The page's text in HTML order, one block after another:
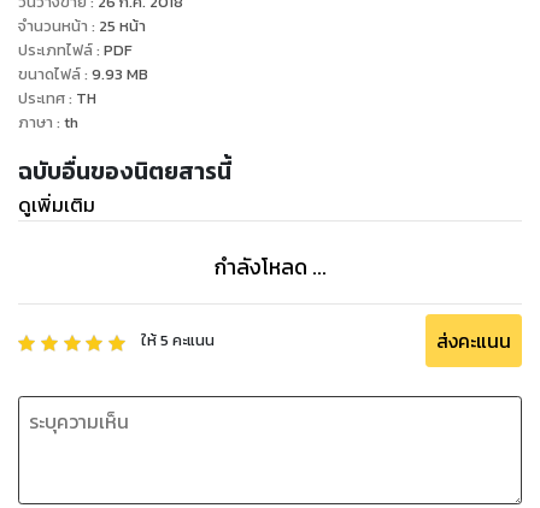
GM BIZ พร้อมเดินไปกับคุณ เพื่อสร้างองค์ความรู้ด้าน Business
ที่ทันสมัย ฉับไว และเจาะลึกทุกประเด็นด้วยภูมิปัญญาของโลกยุค
2.0
จำนวนหน้า : 25 หน้า
ประเภทไฟล์: PDF
ขนาดไฟล์: 9.93 MB
ประเทศ: TH
ภาษา : th
ฉบับอื่นของนิตยสารนี้
ดูเพิ่มเติม
กำลังโหลด ...
ให้5 คะแนน ส่งคะแนน